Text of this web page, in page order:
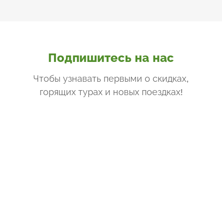
Подпишитесь на нас
Чтобы узнавать первыми о скидках,
горящих турах и новых поездках!